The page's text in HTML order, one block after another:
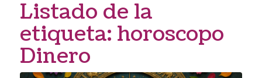
Listado de la
etiqueta: horoscopo
Dinero